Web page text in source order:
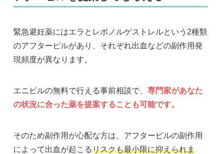
緊急避妊薬にはエラとレボノルゲストレルという2種類
のアフターピルがあり、それぞれ出血などの副作用発
現頻度が異なります。
エニピルの無料で行える事前相談で、 専門家があなた
の状況に合った薬を提案することも可能です。
そのため副作用が心配な方は、アフターピルの副作用
によって出血が起こるリスクも最小限に抑えられま